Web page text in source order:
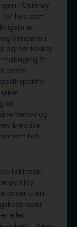
i Osterøy
for hva som
er
i
og har kokker
Et
beste
spekter
at
behov og
kreative
hele
faktoren,
tilby
priser uten
eller